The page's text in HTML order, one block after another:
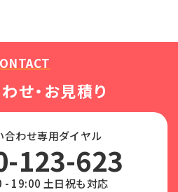
せ・お見積り
合わせ専用ダイヤル
123-623
- 19:00 土日祝も対応